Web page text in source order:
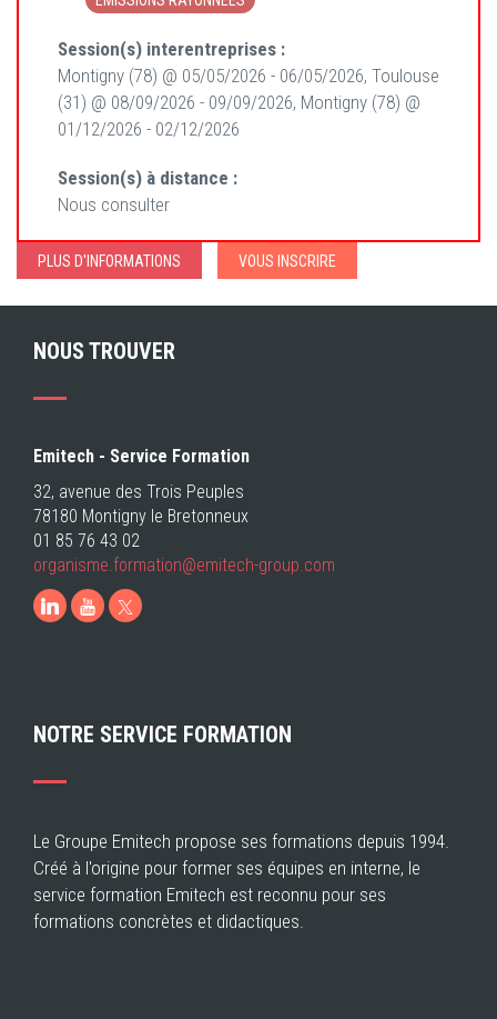
Session(s) interentreprises :
Montigny (78) @ 05/05/2026 - 06/05/2026, Toulouse
(31) @ 08/09/2026 - 09/09/2026, Montigny (78) @
01/12/2026 - 02/12/2026
Session(s) à distance :
Nous consulter
PLUS D'INFORMATIONS VOUS INSCRIRE
NOUS TROUVER
Emitech - Service Formation
32, avenue des Trois Peuples
78180 Montigny le Bretonneux
01 85 76 43 02
organisme.formation@emitech-group.com
LinkedIn
Youtube
NOTRE SERVICE FORMATION
Le Groupe Emitech propose ses formations depuis 1994.
Créé à l'origine pour former ses équipes en interne, le
service formation Emitech est reconnu pour ses
formations concrètes et didactiques.